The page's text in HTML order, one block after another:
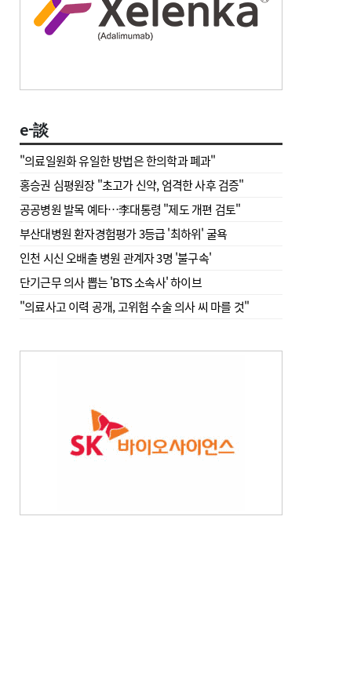
e-談
"의료일원화 유일한 방법은 한의학과 폐과"
홍승권 심평원장 " 초고가 신약, 엄격한 사후 검증"
공공병원 발목 예타…李대통령 "제도 개편 검토"
부산대병원 환자경험평가 3등급 '최하위' 굴욕
인천 시신 오배출 병원 관계자 3명 '불구속'
단기근무 의사 뽑는 'BTS 소속사' 하이브
"의료사고 이력 공개, 고위험 수술 의사 씨 마를 것"